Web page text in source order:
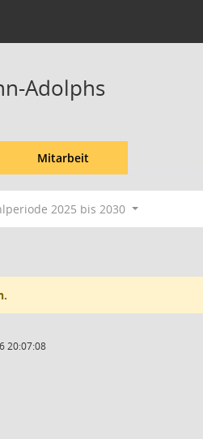
Adolphs
Mitarbeit
2025 bis 2030
20:07:08